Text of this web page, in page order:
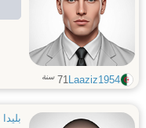
Laaziz1954
71 سنة
بليدا